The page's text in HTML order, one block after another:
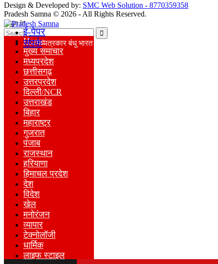
Design & Developed by: SMC Web Solution - 8770359358
Pradesh Samna © 2026 - All Rights Reserved.
Home
मुख्य समाचार
मध्यप्रदेश
छत्तीसगढ़
उत्तरप्रदेश
दिल्ली/NCR
उत्तराखंड
बिहार
महाराष्ट्र
गुजरात
पंजाब
राजस्थान
हरियाणा
हिमाचल प्रदेश
देश
विदेश
खेल
मनोरंजन
व्यापार
टेक्नोलॉजी
धार्मिक
लाइफ स्टाइल
ई-पेपर
संपर्क
Sign in
पत्रकार बंधु भारत के किसी भी क्षेत्र से जुड़ने के लिए सम्पर्क करें